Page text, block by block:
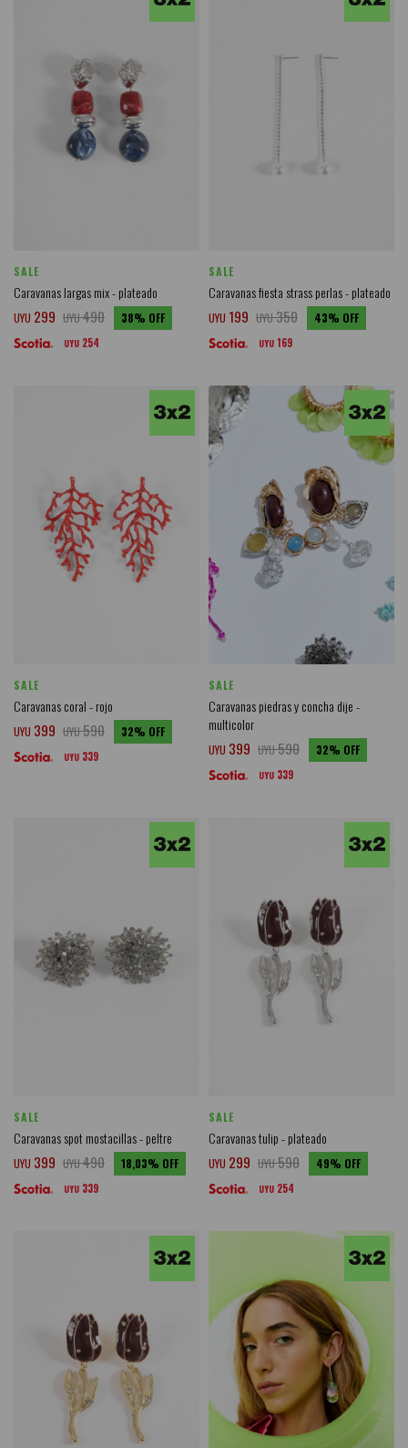
SALE
Caravanas largas mix - plateado
UYU 299 UYU490 38
UYU 254
SALE
Caravanas fiesta strass perlas - plateado
UYU 199 UYU350 43
UYU 169
SALE
Caravanas coral - rojo
UYU 399 UYU590 32
UYU 339
SALE
Caravanas piedras y concha dije -
multicolor
UYU 399 UYU590 32
UYU 339
SALE
Caravanas spot mostacillas - peltre
UYU 399 UYU490 18,03
UYU 339
SALE
Caravanas tulip - plateado
UYU 299 UYU590 49
UYU 254